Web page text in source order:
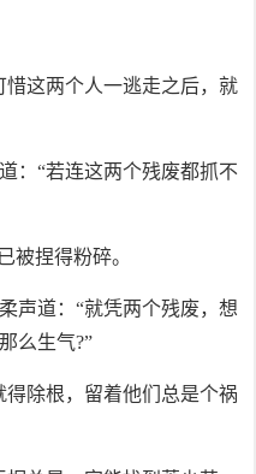
这两个人一逃走之后，就
：“若连这两个残废都抓不
被捏得粉碎。
声道：“就凭两个残废，想
么生气?”
除根，留着他们总是个祸